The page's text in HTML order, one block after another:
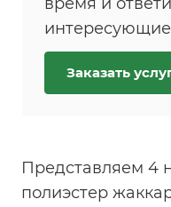
Заказать
Представляем 4
полиэстер